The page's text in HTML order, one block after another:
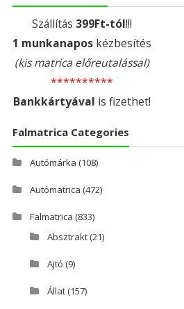
Szállítás 399Ft-tól!!!
1 munkanaposkézbesítés
(kis matrica előreutalással)
**********
Bankkártyával is fizethet!
Falmatrica Categories
Autómárka (108)
Autómatrica (472)
Falmatrica (833)
Absztrakt(21)
Ajtó (9)
Állat(157)